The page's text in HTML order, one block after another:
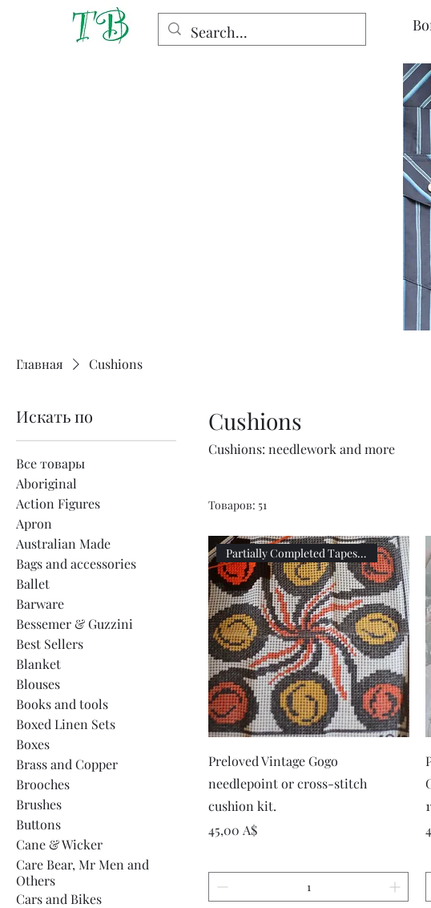
Главная Cushions
Искать по
Все товары
Aboriginal
Action Figures
Apron
Australian Made
Bags and accessories
Ballet
Barware
Bessemer & Guzzini
Best Sellers
Blanket
Blouses
Books and tools
Boxed Linen Sets
Boxes
Brass and Copper
Brooches
Brushes
Buttons
Cane & Wicker
Care Bear, Mr Men and
Others
Cars and Bikes
Cushions
Cushions: needlework and more
Товаров: 51
Быстрый просмотр
Partially Completed Tapestry
Preloved Vintage Gogo
needlepoint or cross-stitch
cushion kit.
Цена
45,00 A$